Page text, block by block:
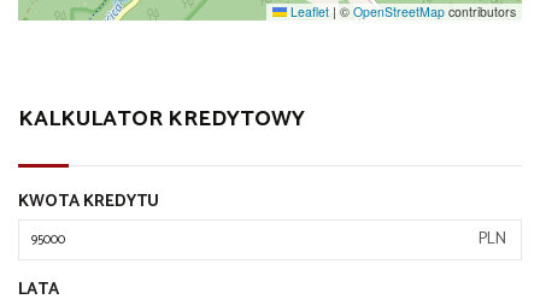
Leaflet | © OpenStreetMap contributors
KALKULATOR KREDYTOWY
KWOTA KREDYTU
PLN
LATA